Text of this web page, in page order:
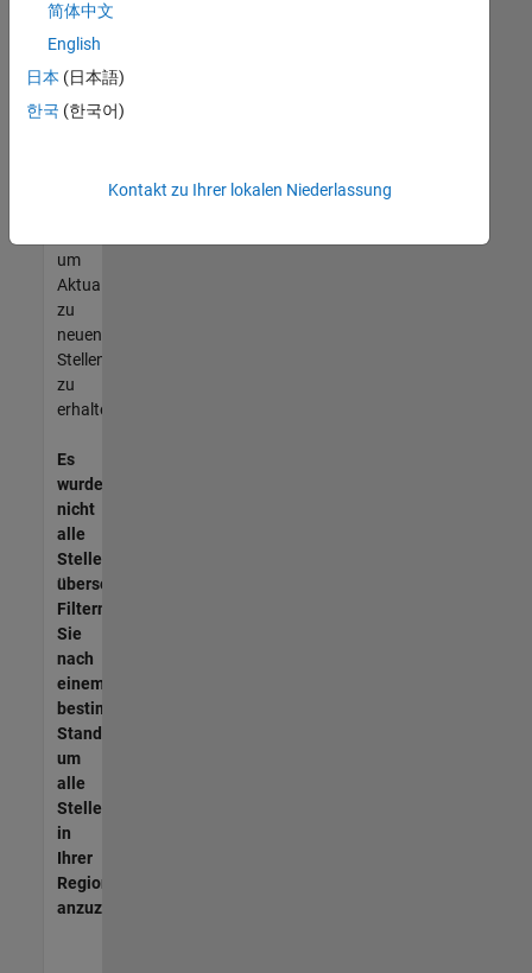
die
Ihren
entsprechen,
werden
unseres
um
Aktualisierungen
zu
neuen
Stellenangeboten
zu
erhalten.
Es
wurden
nicht
alle
Stellen
übersetzt.
Filtern
Sie
nach
einem
bestimmten
Standort,
um
alle
Stellenangebote
in
Ihrer
Region
anzuzeigen.
简体中文
English
日本 (日本語)
한국 (한국어)
Kontakt zu Ihrer lokalen Niederlassung